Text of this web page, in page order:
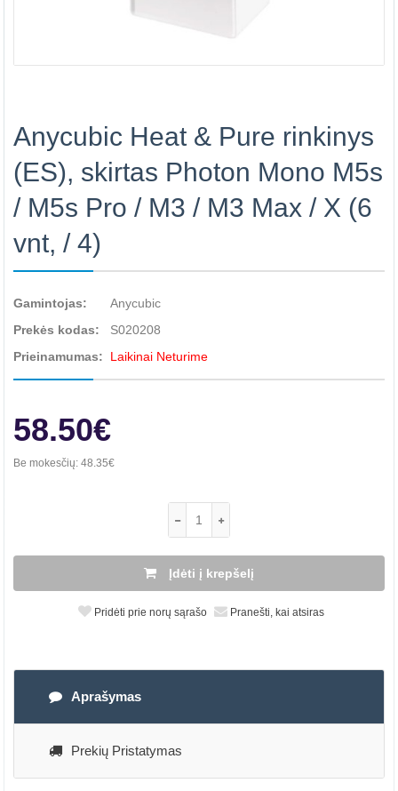
Anycubic Heat & Pure rinkinys
(ES), skirtas Photon Mono M5s
/ M5s Pro / M3 / M3 Max / X (6
vnt, / 4)
Gamintojas:
Anycubic
Prekės kodas:
S020208
Prieinamumas:
Laikinai Neturime
58.50€
Be mokesčių: 48.35€
Įdėti į krepšelį
Pridėti prie norų sąrašo Pranešti, kai atsiras
Aprašymas
Prekių Pristatymas